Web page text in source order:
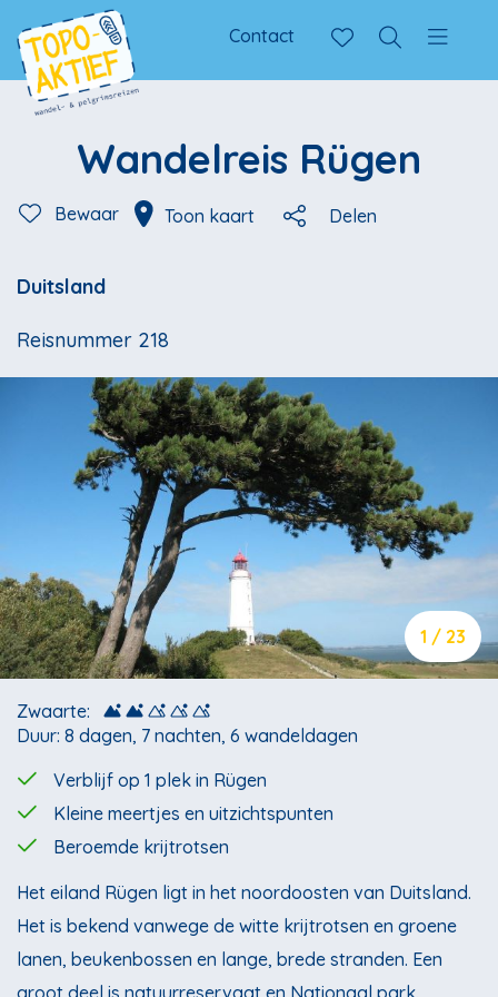
Contact
Wandelreis Rügen
Bewaar Toon kaart Delen
Duitsland
Reisnummer 218
1 / 23
Zwaarte:
Duur: 8 dagen, 7 nachten, 6 wandeldagen
Verblijf op 1 plek in Rügen
Kleine meertjes en uitzichtspunten
Beroemde krijtrotsen
Het eiland Rügen ligt in het noordoosten van Duitsland.
Het is bekend vanwege de witte krijtrotsen en groene
lanen, beukenbossen en lange, brede stranden. Een
groot deel is natuurreservaat en Nationaal park.